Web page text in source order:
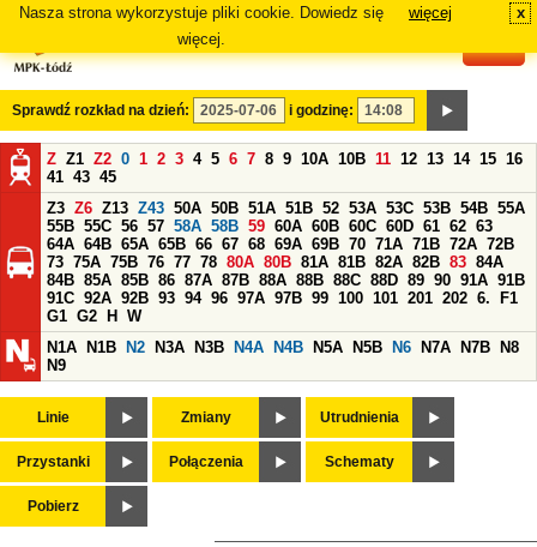
Nasza strona wykorzystuje pliki cookie. Dowiedz się
więcej.
więcej x
Sprawdź rozkład na dzień: i godzinę:
Z Z1 Z2 0 1 2 3 4 5 6 7 8 9 10A 10B 11 12 13 14 15 16
41 43 45
Z3 Z6 Z13 Z43 50A 50B 51A 51B 52 53A 53C 53B 54B 55A
55B 55C 56 57 58A 58B 59 60A 60B 60C 60D 61 62 63
64A 64B 65A 65B 66 67 68 69A 69B 70 71A 71B 72A 72B
73 75A 75B 76 77 78 80A 80B 81A 81B 82A 82B 83 84A
84B 85A 85B 86 87A 87B 88A 88B 88C 88D 89 90 91A 91B
91C 92A 92B 93 94 96 97A 97B 99 100 101 201 202 6.
F1
G1 G2 H
W
N1A
N1B N2 N3A N3B N4A N4B N5A N5B N6 N7A N7B
N8
N9
Linie Zmiany Utrudnienia
Przystanki Połączenia Schematy
Pobierz